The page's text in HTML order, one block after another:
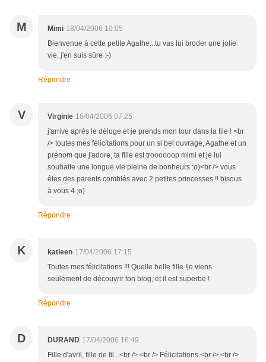
M Mimi 18/04/2006 10:05
Bienvenue à cette petite Agathe...tu vas lui broder une jolie
vie, j'en suis sûre :-)
Répondre
V Virginie 18/04/2006 07:25
j'arrive après le déluge et je prends mon tour dans la file ! <br
/> toutes mes félicitations pour un si bel ouvrage, Agathe et un
prénom que j'adore, ta fille est troooooop mimi et je lui
souhaite une longue vie pleine de bonheurs :o)<br /> vous
êtes des parents comblés avec 2 petites princesses !! bisous
à vous 4 ;o)
Répondre
K katleen 17/04/2006 17:15
Toutes mes félicitations !!! Quelle belle fille !je viens
seulement de découvrir ton blog, et il est superbe !
Répondre
D DURAND 17/04/2006 16:49
Fille d'avril, fille de fil...<br /> <br /> Félicitations.<br /> <br />